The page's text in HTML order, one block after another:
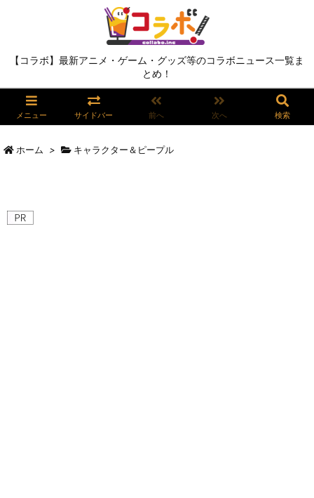
【コラボ】最新アニメ・ゲーム・グッズ等のコラボニュース一覧ま
とめ！
メニュー サイドバー 前へ 次へ 検索
ホーム > キャラクター＆ピープル